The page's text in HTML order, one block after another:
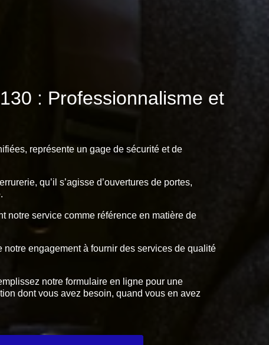
: Professionnalisme et
représente un gage de sécurité et de
qu’il s’agisse d’ouvertures de portes,
notre service comme référence en matière de
engagement à fournir des services de qualité
notre formulaire en ligne pour une
dont vous avez besoin, quand vous en avez